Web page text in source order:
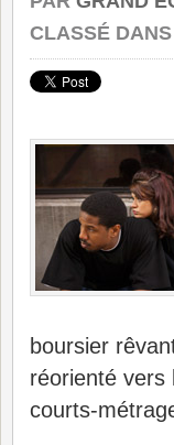
CLASSÉ
boursier
réorienté vers
courts-